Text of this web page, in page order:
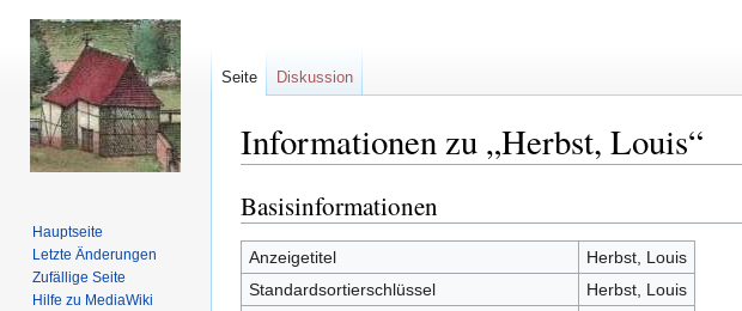
Informationen zu „Herbst, Louis“
Zur
Navigation
springen
Zur
Suche
springen
Basisinformationen
Anzeigetitel
Herbst, Louis
Standardsortierschlüssel
Herbst, Louis
Seite Diskussion
Hauptseite
Letzte Änderungen
Zufällige Seite
Hilfe zu MediaWiki